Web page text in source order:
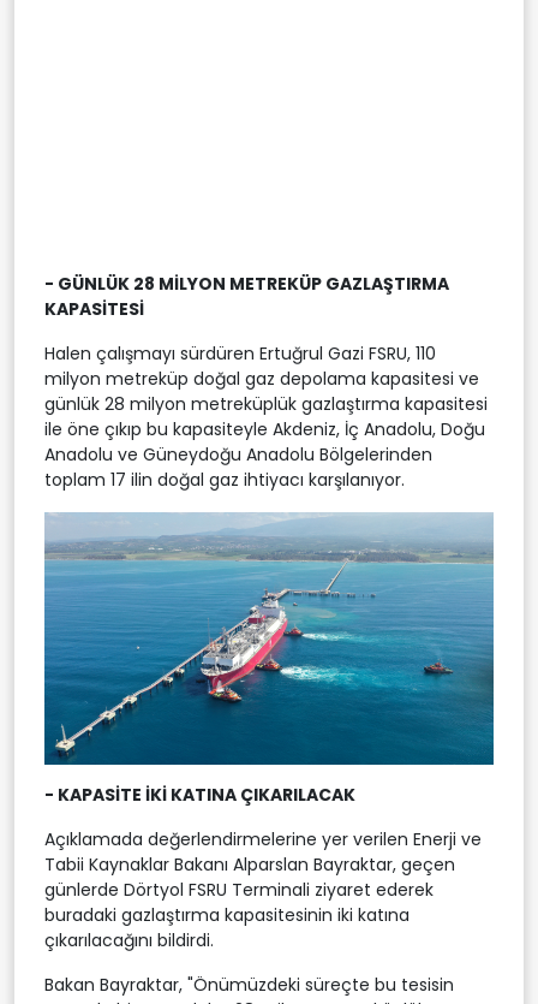
- GÜNLÜK 28 MİLYON METREKÜP GAZLAŞTIRMA
KAPASİTESİ
Halen çalışmayı sürdüren Ertuğrul Gazi FSRU, 110
milyon metreküp doğal gaz depolama kapasitesi ve
günlük 28 milyon metreküplük gazlaştırma kapasitesi
ile öne çıkıp bu kapasiteyle Akdeniz, İç Anadolu, Doğu
Anadolu ve Güneydoğu Anadolu Bölgelerinden
toplam 17 ilin doğal gaz ihtiyacı karşılanıyor.
- KAPASİTE İKİ KATINA ÇIKARILACAK
Açıklamada değerlendirmelerine yer verilen Enerji ve
Tabii Kaynaklar Bakanı Alparslan Bayraktar, geçen
günlerde Dörtyol FSRU Terminali ziyaret ederek
buradaki gazlaştırma kapasitesinin iki katına
çıkarılacağını bildirdi.
Bakan Bayraktar, "Önümüzdeki süreçte bu tesisin